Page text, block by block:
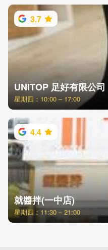
3.7
UNITOP 足好有限公司
星期四：10:00 – 17:00
4.4
就醬拌(一中店)
星期四：11:30 – 21:00